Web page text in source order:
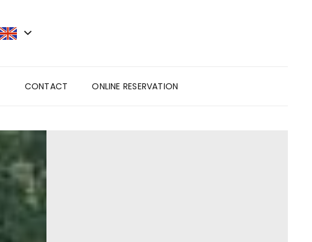
CONTACT ONLINE RESERVATION